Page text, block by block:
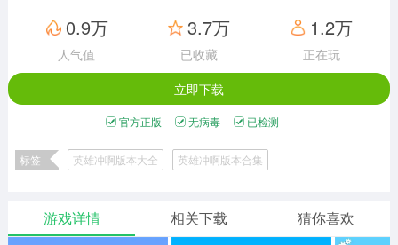
赛车竞速
3628款应用
卡牌对战
2051款应用
体育运动
1277款应用
手游辅助
1958款应用
二次元
模拟经营
仙侠手游
手赚网赚
绝地求生
0.9万
人气值
3.7万
已收藏
1.2万
正在玩
立即下载
官方正版 无病毒 已检测
标签 英雄冲啊版本大全 英雄冲啊版本合集
游戏详情 相关下载 猜你喜欢